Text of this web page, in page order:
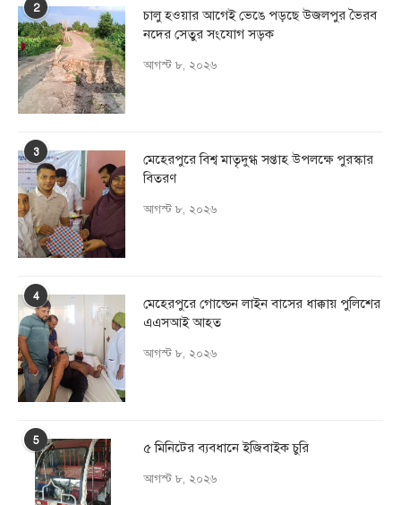
2
চালু হওয়ার আগেই ভেঙে পড়ছে উজলপুর ভৈরব
নদের সেতুর সংযোগ সড়ক
আগস্ট ৮, ২০২৬
3
মেহেরপুরে বিশ্ব মাতৃদুগ্ধ সপ্তাহ উপলক্ষে পুরস্কার
বিতরণ
আগস্ট ৮, ২০২৬
4
মেহেরপুরে গোল্ডেন লাইন বাসের ধাক্কায় পুলিশের
এএসআই আহত
আগস্ট ৮, ২০২৬
5 ৫ মিনিটের ব্যবধানে ইজিবাইক চুরি
আগস্ট ৮, ২০২৬